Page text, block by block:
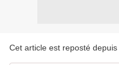
Cet article est reposté depuis